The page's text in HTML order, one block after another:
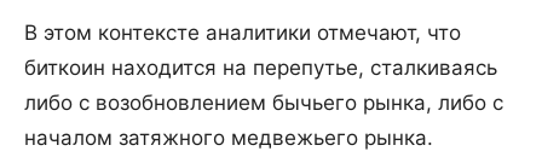
В этом контексте аналитики отмечают, что
биткоин находится на перепутье, сталкиваясь
либо с возобновлением бычьего рынка, либо с
началом затяжного медвежьего рынка.